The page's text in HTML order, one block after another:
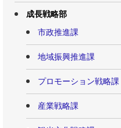
成長戦略部
市政推進課
地域振興推進課
プロモーション戦略課
産業戦略課